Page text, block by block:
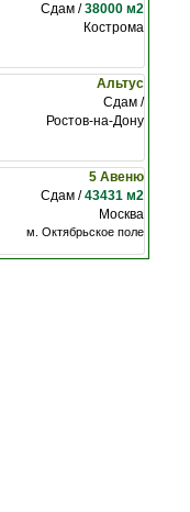
Сдам /38000 м2
Кострома
Альтус
Сдам /
Ростов-на-Дону
5 Авеню
Сдам /43431 м2
Москва
м. Октябрьское поле